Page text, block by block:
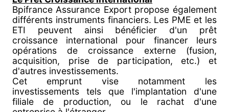
Bpifrance Assurance Export propose également
différents instruments financiers. Les PME et les
ETI peuvent ainsi bénéficier d'un prêt
croissance international pour financer leurs
opérations de croissance externe (fusion,
acquisition, prise de participation, etc.) et
d'autres investissements.
Cet emprunt vise notamment les
investissements tels que l'implantation d'une
filiale de production, ou le rachat d'une